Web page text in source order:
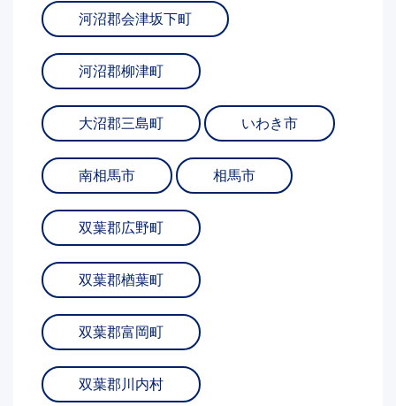
河沼郡会津坂下町
河沼郡柳津町
大沼郡三島町 いわき市
南相馬市 相馬市
双葉郡広野町
双葉郡楢葉町
双葉郡富岡町
双葉郡川内村